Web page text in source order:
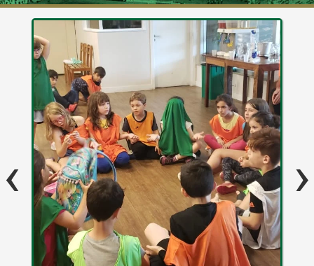
‹ ›